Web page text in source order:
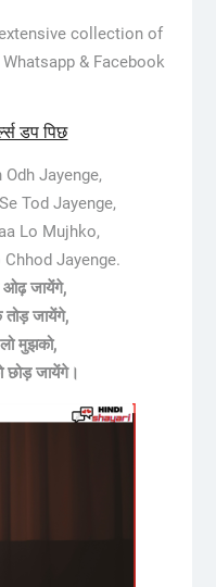
collection of
& Facebook
डप पिछ
Jayenge,
Tod Jayenge,
Lo Mujhko,
Jayenge.
ओढ़ जायेंगे,
जायेंगे,
मुझको,
छोड़ जायेंगे।